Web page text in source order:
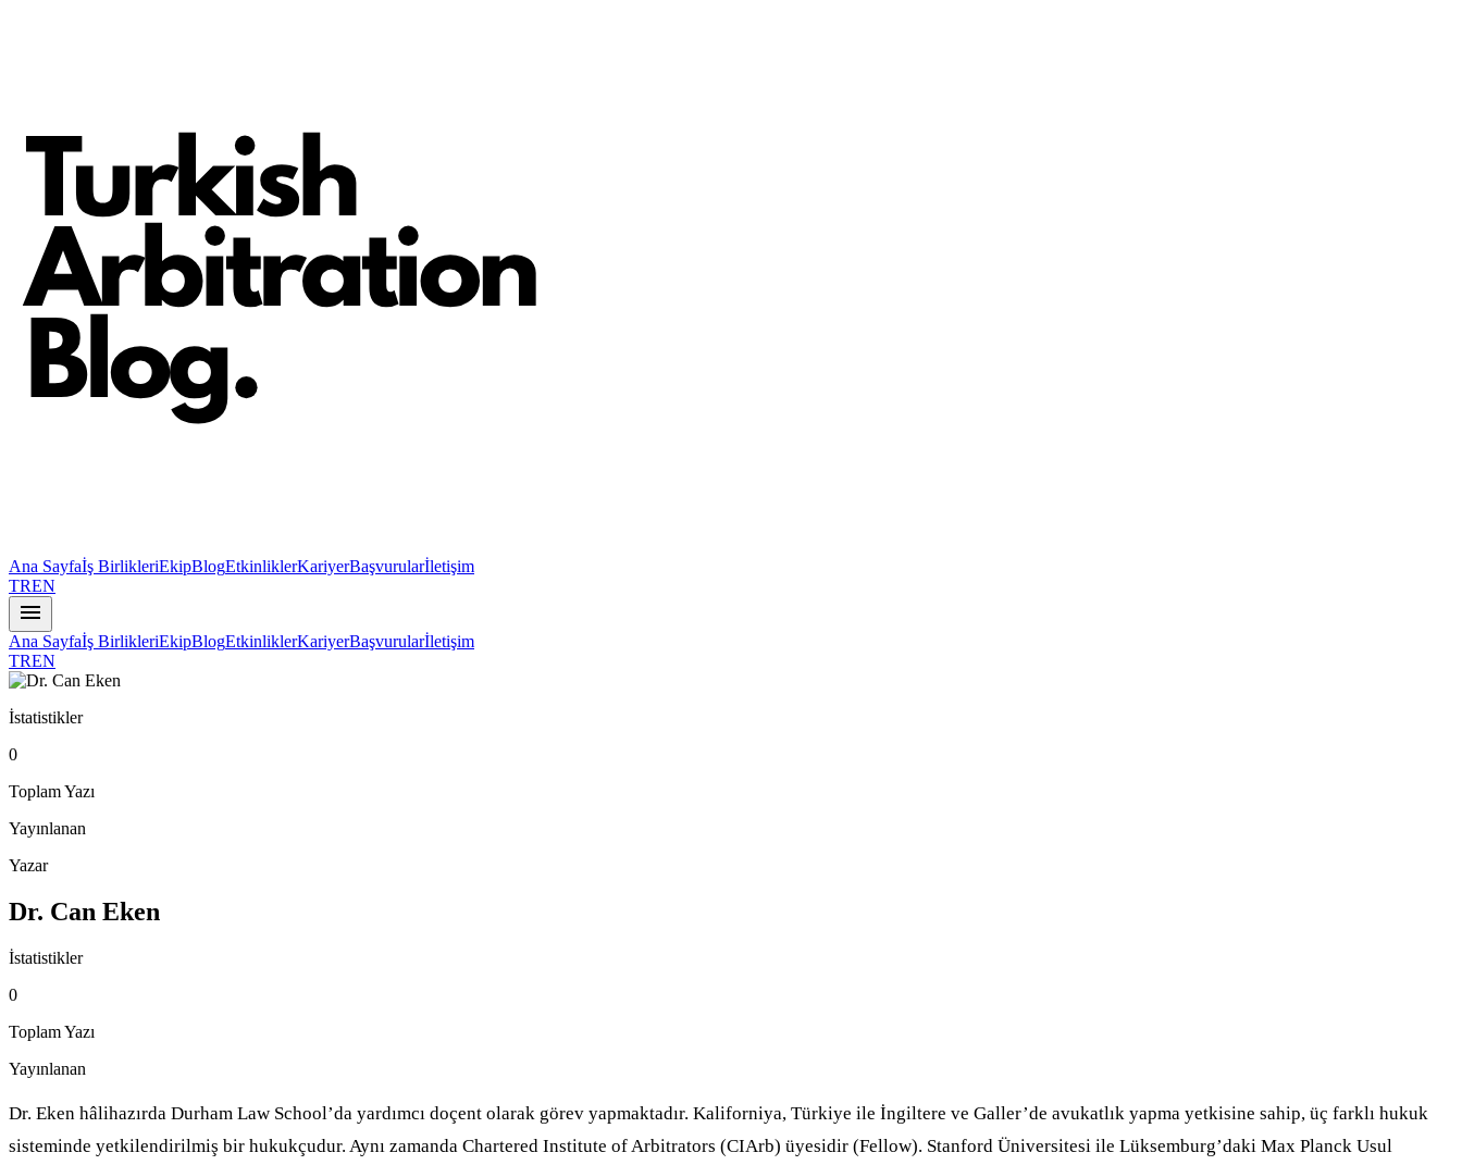
Ana Sayfaİş BirlikleriEkipBlogEtkinliklerKariyerBaşvurularİletişim
TREN
menu
Ana Sayfaİş BirlikleriEkipBlogEtkinliklerKariyerBaşvurularİletişim
TREN
İstatistikler
0
Toplam Yazı
Yayınlanan
Yazar
Dr. Can Eken
İstatistikler
0
Toplam Yazı
Yayınlanan
Dr. Eken hâlihazırda Durham Law School’da yardımcı doçent olarak görev yapmaktadır. Kaliforniya, Türkiye ile İngiltere ve Galler’de avukatlık yapma yetkisine sahip, üç farklı hukuk
sisteminde yetkilendirilmiş bir hukukçudur. Aynı zamanda Chartered Institute of Arbitrators (CIArb) üyesidir (Fellow). Stanford Üniversitesi ile Lüksemburg’daki Max Planck Usul